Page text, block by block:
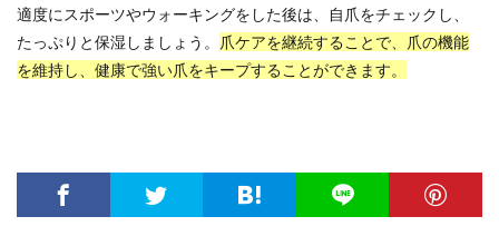
適度にスポーツやウォーキングをした後は、自爪をチェックし、
たっぷりと保湿しましょう。
爪ケアを継続することで、爪の機能
を維持し、健康で強い爪をキープすることができます。